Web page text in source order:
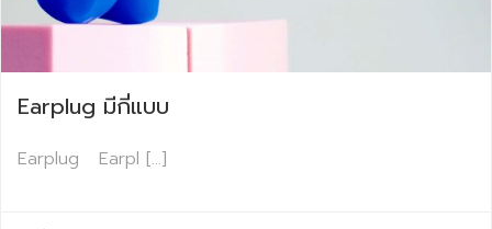
Earplug มีกี่แบบ
Earplug Earpl […]